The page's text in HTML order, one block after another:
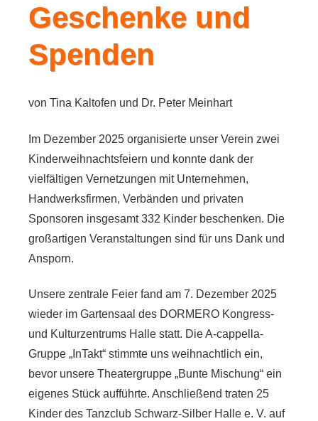
Geschenke und
Spenden
von Tina Kaltofen und Dr. Peter Meinhart
Im Dezember 2025 organisierte unser Verein zwei
Kinderweihnachtsfeiern und konnte dank der
vielfältigen Vernetzungen mit Unternehmen,
Handwerksfirmen, Verbänden und privaten
Sponsoren insgesamt 332 Kinder beschenken. Die
großartigen Veranstaltungen sind für uns Dank und
Ansporn.
Unsere zentrale Feier fand am 7. Dezember 2025
wieder im Gartensaal des DORMERO Kongress-
und Kulturzentrums Halle statt. Die A-cappella-
Gruppe „InTakt“ stimmte uns weihnachtlich ein,
bevor unsere Theatergruppe „Bunte Mischung“ ein
eigenes Stück aufführte. Anschließend traten 25
Kinder des Tanzclub Schwarz-Silber Halle e. V. auf